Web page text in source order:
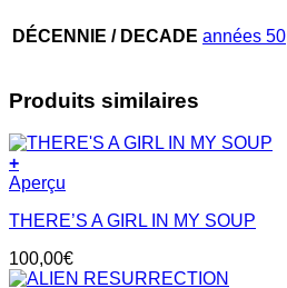
DÉCENNIE / DECADE années 50
Produits similaires
+
Aperçu
THERE’S A GIRL IN MY SOUP
100,00€